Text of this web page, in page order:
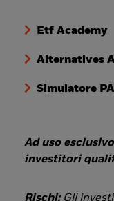
Etf Academy
Alternatives
Simulatore
Ad uso
investitori
Rischi: Gli